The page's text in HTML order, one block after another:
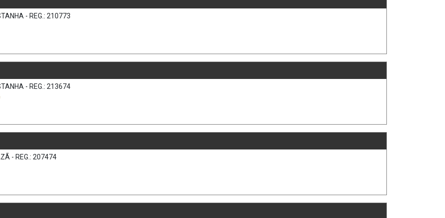
- REG.: 210773
- REG.: 213674
- REG.: 207474